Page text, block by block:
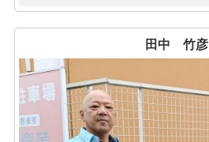
田中 竹彦